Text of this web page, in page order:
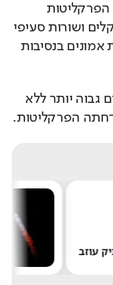
נתניהו (120 אלף שקלים נוספים). בכך נסוגה הפרקליטות
מדרישתה המקורית לפיצוי בסך 350 אלף שקלים ושורות סעיפי
אישום מחמירים בהרבה, בהם מרמה והפרת אמונים בנסיבות
במהלך המשא ומתן עלו כמה הצעות לתשלום גבוה יותר ללא
הפרקליטות.